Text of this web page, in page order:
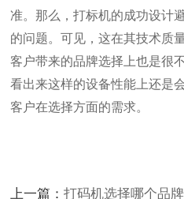
准。那么，打标机的成功设计
的问题。可见，这在其技术质
客户带来的品牌选择上也是很
看出来这样的设备性能上还是
客户在选择方面的需求。
上一篇：打码机选择哪个品